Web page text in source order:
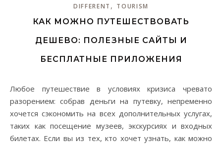
DIFFERENT , TOURISM
КАК МОЖНО ПУТЕШЕСТВОВАТЬ
ДЕШЕВО: ПОЛЕЗНЫЕ САЙТЫ И
БЕСПЛАТНЫЕ ПРИЛОЖЕНИЯ
Любое путешествие в условиях кризиса чревато
разорением: собрав деньги на путевку, непременно
хочется сэкономить на всех дополнительных услугах,
таких как посещение музеев, экскурсиях и входных
билетах. Если вы из тех, кто хочет узнать, как можно